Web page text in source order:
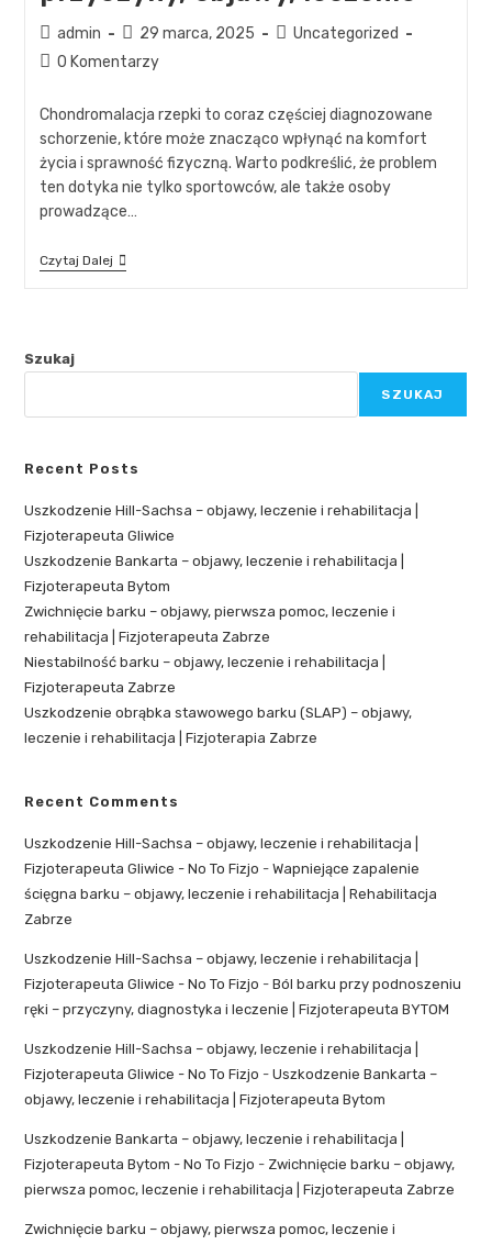
admin 29 marca, 2025
Uncategorized
0 Komentarzy
Chondromalacja rzepki to coraz częściej diagnozowane
schorzenie, które może znacząco wpłynąć na komfort
życia i sprawność fizyczną. Warto podkreślić, że problem
ten dotyka nie tylko sportowców, ale także osoby
prowadzące…
Czytaj Dalej
Szukaj
SZUKAJ
Recent Posts
Uszkodzenie Hill-Sachsa – objawy, leczenie i rehabilitacja |
Fizjoterapeuta Gliwice
Uszkodzenie Bankarta – objawy, leczenie i rehabilitacja |
Fizjoterapeuta Bytom
Zwichnięcie barku – objawy, pierwsza pomoc, leczenie i
rehabilitacja | Fizjoterapeuta Zabrze
Niestabilność barku – objawy, leczenie i rehabilitacja |
Fizjoterapeuta Zabrze
Uszkodzenie obrąbka stawowego barku (SLAP) – objawy,
leczenie i rehabilitacja | Fizjoterapia Zabrze
Recent Comments
Uszkodzenie Hill-Sachsa – objawy, leczenie i rehabilitacja |
Fizjoterapeuta Gliwice - No To Fizjo -Wapniejące zapalenie
ścięgna barku – objawy, leczenie i rehabilitacja | Rehabilitacja
Zabrze
Uszkodzenie Hill-Sachsa – objawy, leczenie i rehabilitacja |
Fizjoterapeuta Gliwice - No To Fizjo -Ból barku przy podnoszeniu
ręki – przyczyny, diagnostyka i leczenie | Fizjoterapeuta BYTOM
Uszkodzenie Hill-Sachsa – objawy, leczenie i rehabilitacja |
Fizjoterapeuta Gliwice - No To Fizjo -Uszkodzenie Bankarta –
objawy, leczenie i rehabilitacja | Fizjoterapeuta Bytom
Uszkodzenie Bankarta – objawy, leczenie i rehabilitacja |
Fizjoterapeuta Bytom - No To Fizjo - Zwichnięcie barku – objawy,
pierwsza pomoc, leczenie i rehabilitacja | Fizjoterapeuta Zabrze
Zwichnięcie barku – objawy, pierwsza pomoc, leczenie i